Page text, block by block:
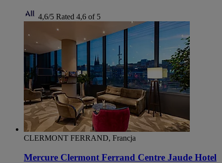
4,6/5 Rated 4,6 of 5
CLERMONT FERRAND, Francja
Mercure Clermont Ferrand Centre Jaude Hotel